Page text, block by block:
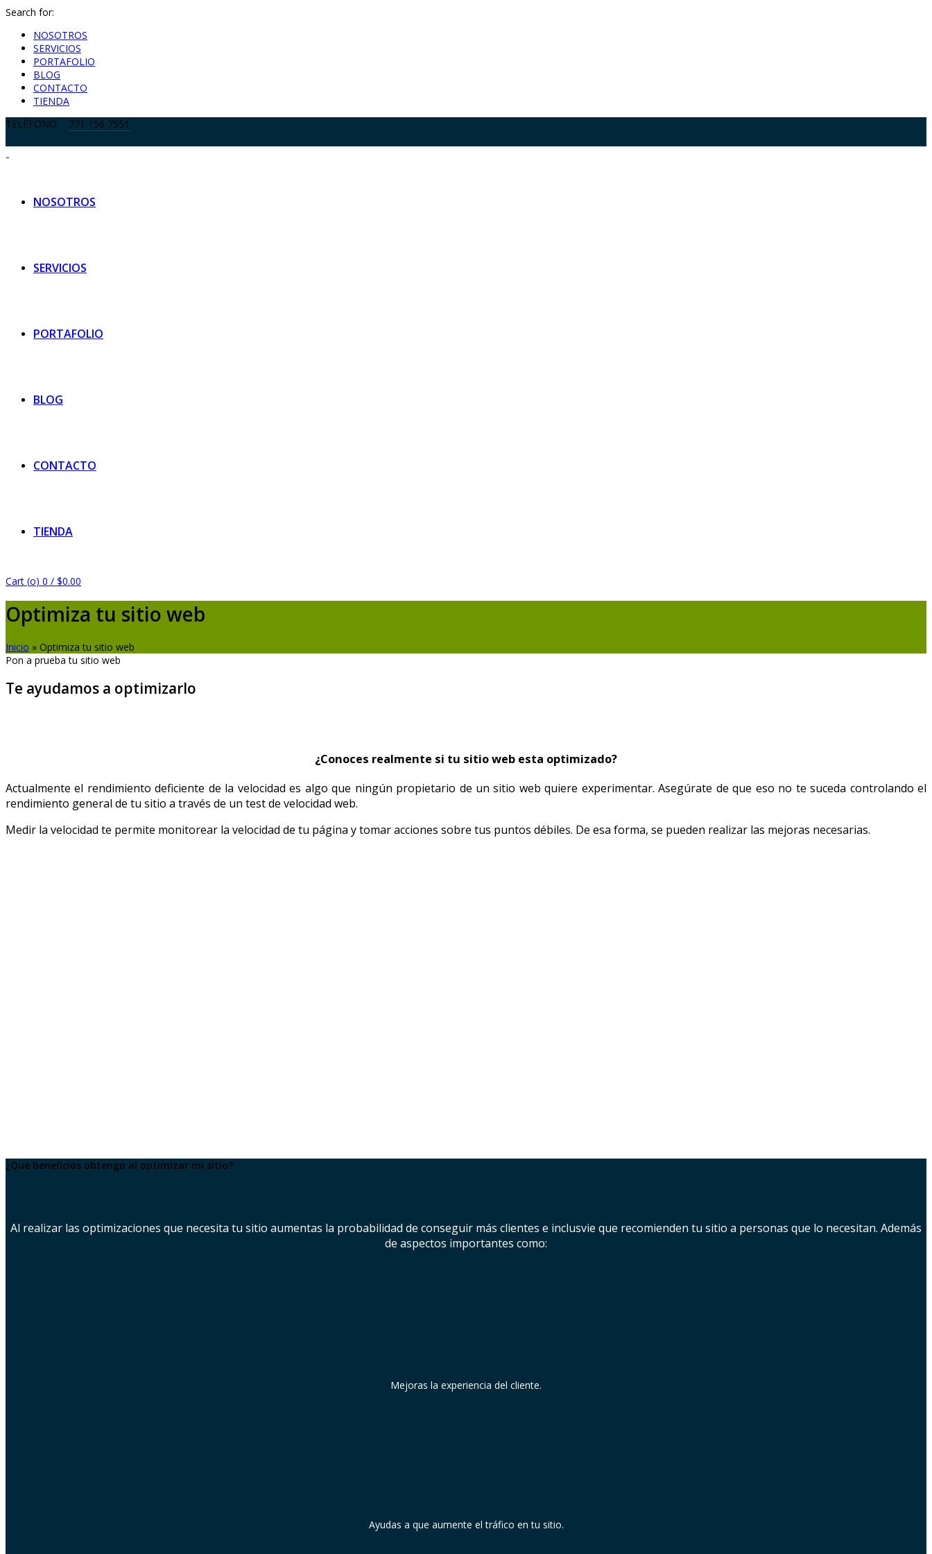
Search for:
NOSOTROS
SERVICIOS
PORTAFOLIO
BLOG
CONTACTO
TIENDA
TELÉFONO:
771 156 7551
NOSOTROS
SERVICIOS
PORTAFOLIO
BLOG
CONTACTO
TIENDA
Cart (o) 0 / $0.00
Optimiza tu sitio web
Inicio » Optimiza tu sitio web
Pon a prueba tu sitio web
Te ayudamos a optimizarlo
¿Conoces realmente si tu sitio web esta optimizado?
Actualmente el rendimiento deficiente de la velocidad es algo que ningún propietario de un sitio web quiere experimentar. Asegúrate de que eso no te suceda controlando el
rendimiento general de tu sitio a través de un test de velocidad web.
Medir la velocidad te permite monitorear la velocidad de tu página y tomar acciones sobre tus puntos débiles. De esa forma, se pueden realizar las mejoras necesarias.
¿Qué beneficios obtengo al optimizar mi sitio?
Al realizar las optimizaciones que necesita tu sitio aumentas la probabilidad de conseguir más clientes e inclusvie que recomienden tu sitio a personas que lo necesitan. Además
de aspectos importantes como:
Mejoras la experiencia del cliente.
Ayudas a que aumente el tráfico en tu sitio.